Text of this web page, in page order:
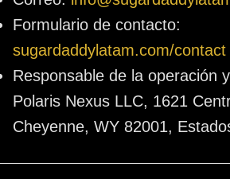
Formulario de contacto:
sugardaddylatam.com/contact
Responsable de la operación
Polaris Nexus LLC, 1621
Cheyenne, WY 82001,